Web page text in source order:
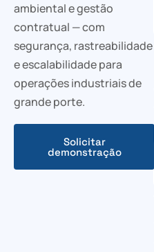
ambiental e gestão
contratual — com
segurança, rastreabilidade
e escalabilidade para
operações industriais de
grande porte.
Solicitar
demonstração